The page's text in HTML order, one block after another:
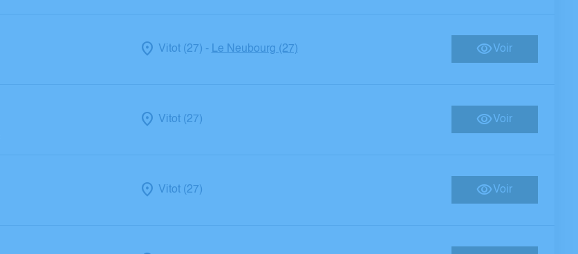
Vitot (27) - Le Neubourg (27) Voir
Vitot (27) Voir
Vitot (27) Voir